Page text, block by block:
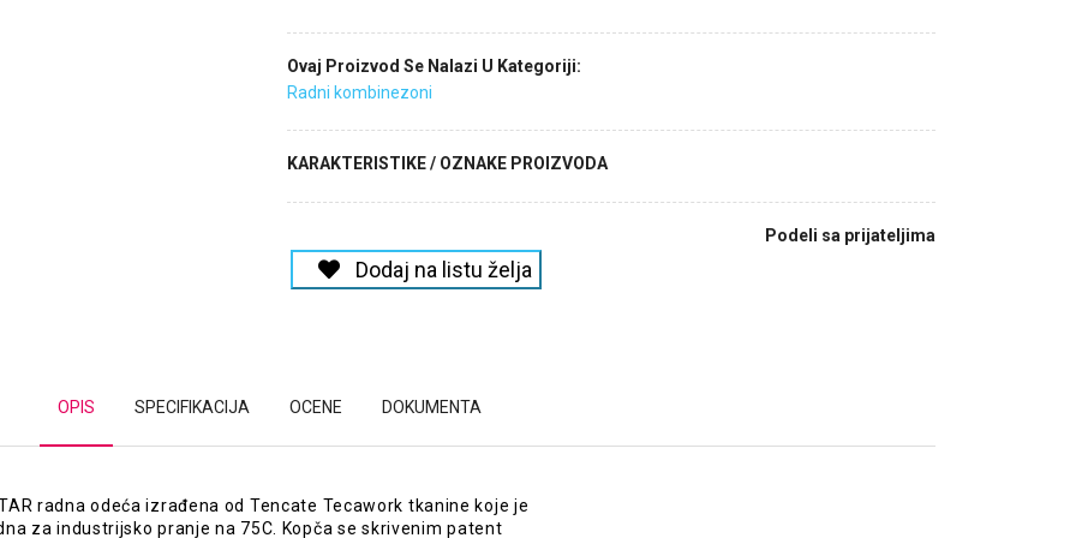
Ovaj Proizvod Se Nalazi U Kategoriji:
Radni kombinezoni
KARAKTERISTIKE / OZNAKE PROIZVODA
Podeli sa prijateljima
Dodaj na listu želja
OPIS SPECIFIKACIJA OCENE DOKUMENTA
radna odeća izrađena od Tencate Tecawork tkanine koje je
za industrijsko pranje na 75C. Kopča se skrivenim patent